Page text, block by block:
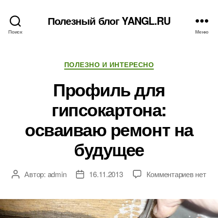
Поиск
Полезный блог YANGL.RU
Меню
Рубрики
ПОЛЕЗНО И ИНТЕРЕСНО
Профиль для
гипсокартона:
осваиваю ремонт на
будущее
АвторАвтор: admin
Дата16.11.2013 Комментариевк
для
нет